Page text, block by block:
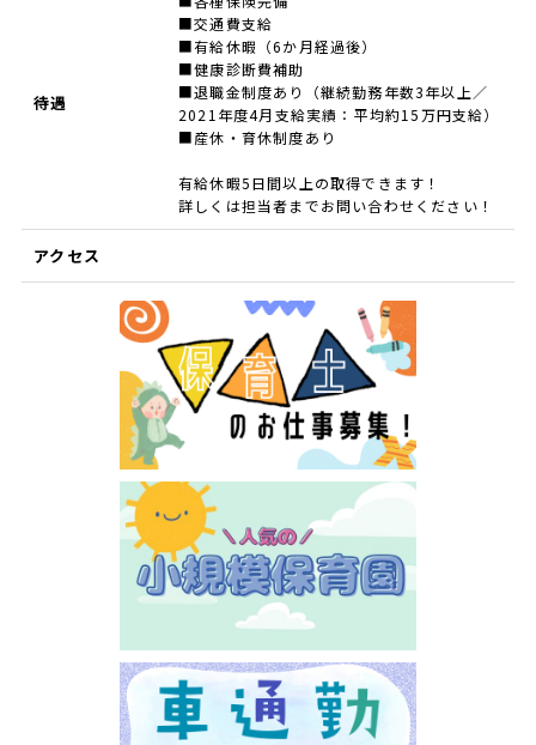
待遇
■交通費支給
■有給休暇（6か月経過後）
■健康診断費補助
■退職金制度あり（継続勤務年数3年以上／
2021年度4月支給実績：平均約15万円支給）
■産休・育休制度あり
有給休暇5日間以上の取得できます！
詳しくは担当者までお問い合わせください！
アクセス